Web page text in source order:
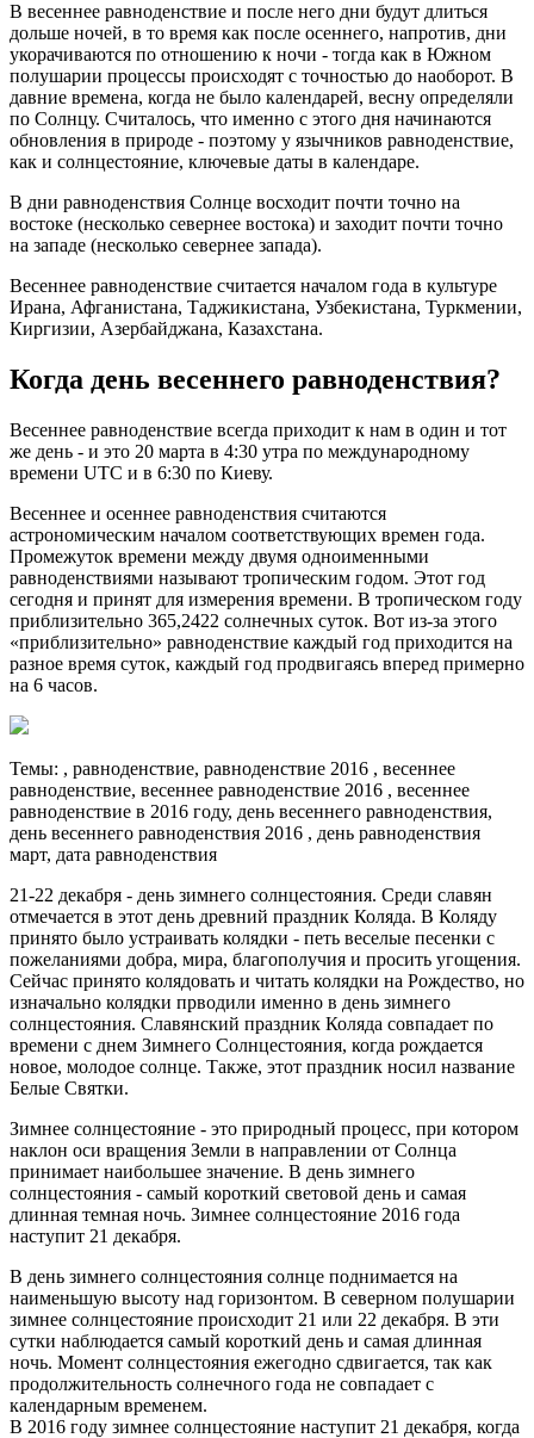
В весеннее равноденствие и после него дни будут длиться
дольше ночей, в то время как после осеннего, напротив, дни
укорачиваются по отношению к ночи - тогда как в Южном
полушарии процессы происходят с точностью до наоборот. В
давние времена, когда не было календарей, весну определяли
по Солнцу. Считалось, что именно с этого дня начинаются
обновления в природе - поэтому у язычников равноденствие,
как и солнцестояние, ключевые даты в календаре.
В дни равноденствия Солнце восходит почти точно на
востоке (несколько севернее востока) и заходит почти точно
на западе (несколько севернее запада).
Весеннее равноденствие считается началом года в культуре
Ирана, Афганистана, Таджикистана, Узбекистана, Туркмении,
Киргизии, Азербайджана, Казахстана.
Когда день весеннего равноденствия?
Весеннее равноденствие всегда приходит к нам в один и тот
же день - и это 20 марта в 4:30 утра по международному
времени UTC и в 6:30 по Киеву.
Весеннее и осеннее равноденствия считаются
астрономическим началом соответствующих времен года.
Промежуток времени между двумя одноименными
равноденствиями называют тропическим годом. Этот год
сегодня и принят для измерения времени. В тропическом году
приблизительно 365,2422 солнечных суток. Вот из-за этого
«приблизительно» равноденствие каждый год приходится на
разное время суток, каждый год продвигаясь вперед примерно
на 6 часов.
Темы: , равноденствие, равноденствие 2016 , весеннее
равноденствие, весеннее равноденствие 2016 , весеннее
равноденствие в 2016 году, день весеннего равноденствия,
день весеннего равноденствия 2016 , день равноденствия
март, дата равноденствия
21-22 декабря - день зимнего солнцестояния. Среди славян
отмечается в этот день древний праздник Коляда. В Коляду
принято было устраивать колядки - петь веселые песенки с
пожеланиями добра, мира, благополучия и просить угощения.
Сейчас принято колядовать и читать колядки на Рождество, но
изначально колядки прводили именно в день зимнего
солнцестояния. Славянский праздник Коляда совпадает по
времени с днем Зимнего Солнцестояния, когда рождается
новое, молодое солнце. Также, этот праздник носил название
Белые Святки.
Зимнее солнцестояние - это природный процесс, при котором
наклон оси вращения Земли в направлении от Солнца
принимает наибольшее значение. В день зимнего
солнцестояния - самый короткий световой день и самая
длинная темная ночь. Зимнее солнцестояние 2016 года
наступит 21 декабря.
В день зимнего солнцестояния солнце поднимается на
наименьшую высоту над горизонтом. В северном полушарии
зимнее солнцестояние происходит 21 или 22 декабря. В эти
сутки наблюдается самый короткий день и самая длинная
ночь. Момент солнцестояния ежегодно сдвигается, так как
продолжительность солнечного года не совпадает с
календарным временем.
В 2016 году зимнее солнцестояние наступит 21 декабря, когда